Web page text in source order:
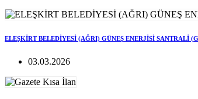
ELEŞKİRT BELEDİYESİ (AĞRI) GÜNEŞ ENERJİSİ SANTRALİ
03.03.2026